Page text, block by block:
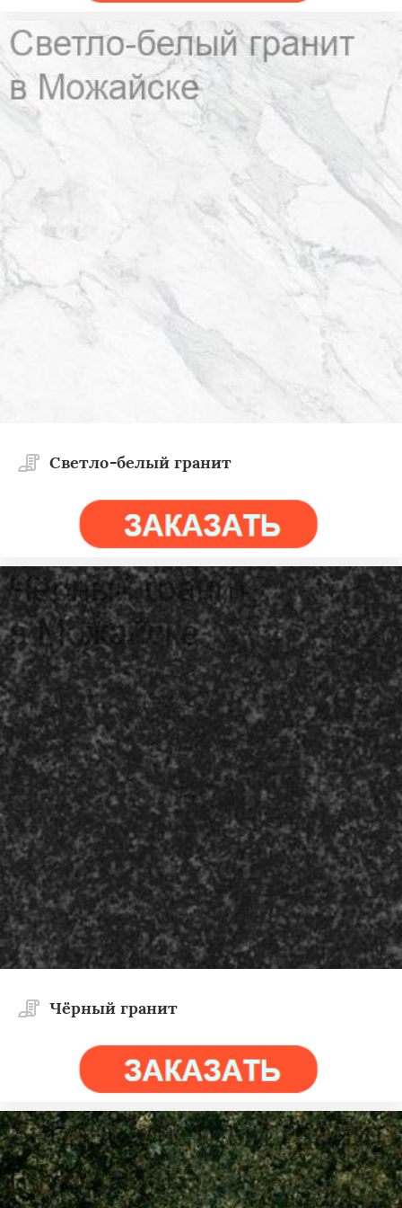
Светло-белый гранит
Чёрный гранит